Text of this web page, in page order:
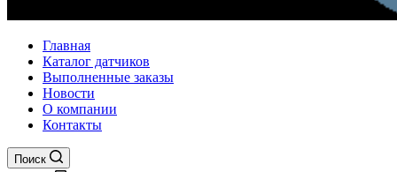
Главная
Каталог датчиков
Выполненные заказы
Новости
О компании
Контакты
Поиск